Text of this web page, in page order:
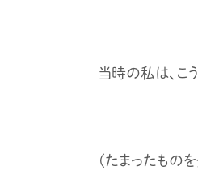
当時の私は、こ
(たまったものを